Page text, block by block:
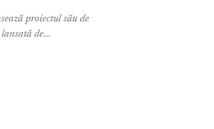
proiectul său de
de...